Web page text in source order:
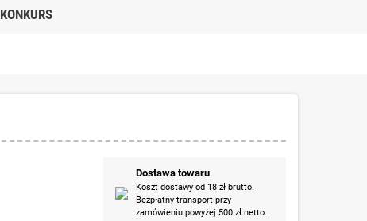
KONKURS
Dostawa towaru
Koszt dostawy od 18 zł brutto.
Bezpłatny transport przy
zamówieniu powyżej 500 zł netto.